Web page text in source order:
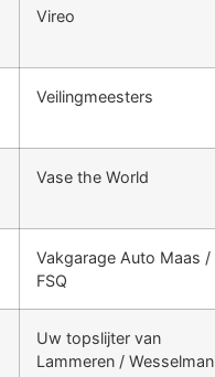
Vireo
Veilingmeesters
Vase the World
Vakgarage Auto Maas /
FSQ
Uw topslijter van
Lammeren / Wesselman